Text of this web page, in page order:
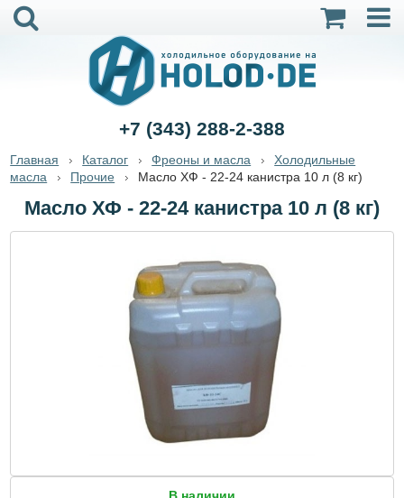
+7 (343) 288-2-388
Главная Каталог Фреоны и масла
Холодильные
масла
Прочие Масло ХФ - 22-24 канистра 10 л (8 кг)
Масло ХФ - 22-24 канистра 10 л (8 кг)